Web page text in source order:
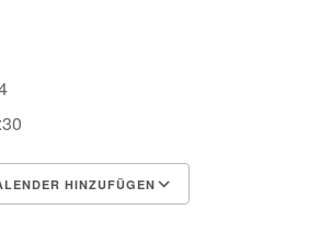
HINZUFÜGEN